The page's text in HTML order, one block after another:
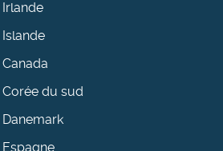
Irlande
Islande
Canada
Corée du sud
Danemark
Espagne